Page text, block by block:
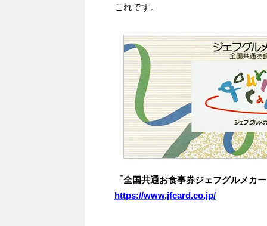
これです。
「全国共通お食事券ジェフグルメカ
https://www.jfcard.co.jp/